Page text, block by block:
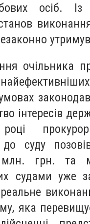
осіб. Із
очільника
інтересів
до суду
грн. та
судами уже
яка